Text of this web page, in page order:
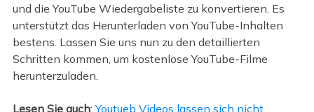
und die YouTube Wiedergabeliste zu konvertieren. Es
unterstützt das Herunterladen von YouTube-Inhalten
bestens. Lassen Sie uns nun zu den detaillierten
Schritten kommen, um kostenlose YouTube-Filme
herunterzuladen.
Lesen Sie auch:Youtueb Videos lassen sich nicht